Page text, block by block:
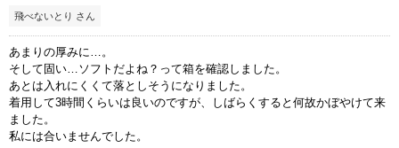
飛べないとり さん
あまりの厚みに…。
そして固い…ソフトだよね？って箱を確認しました。
あとは入れにくくて落としそうになりました。
着用して3時間くらいは良いのですが、しばらくすると何故かぼやけて来
ました。
私には合いませんでした。